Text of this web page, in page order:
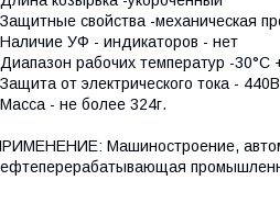
свойства -механическая
УФ - индикаторов - нет
рабочих температур -30°C
от электрического тока - 440В
- не более 324г.
Машиностроение,